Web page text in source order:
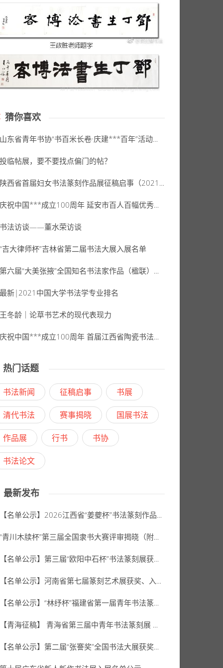
猜你喜欢
山东省青年书协“书百米长卷·庆建***百年”活动入选名单公告
投临帖展，要不要找点偏门的帖？
陕西省首届妇女书法篆刻作品展征稿启事（2021年9月1日至9月10日征稿）
庆祝中国***成立100周年 延安市百人百幅优秀书法篆刻作品展获奖、入展名单公示
书法访谈——董水荣访谈
​“吉大律师杯”吉林省第二届书法大展入展名单
第六届“大美张掖”全国知名书法家作品（楹联）展入选作者名单公示
最新|2021中国大学书法学专业排名
王冬龄｜论草书艺术的现代表现力
庆祝中国***成立100周年 首届江西省陶瓷书法展获奖入展名单公示
热门话题
书法新闻 征稿启事 书展
清代书法 赛事揭晓 国展书法
作品展 行书 书协
书法论文
最新发布
【名单公示】2026江西省“姜夔杯”书法篆刻作品展公示名单
“青川木牍杯”第三届全国隶书大赛评审揭晓（附拟获奖、入展作者名单）
【名单公示】第三届“欧阳中石杯”书法篆刻展获奖、入展名单
【名单公示】河南省第七届篆刻艺术展获奖、入展、入选名单公示
【名单公示】“林纾杯”福建省第一届青年书法篆刻作品展获奖、入展、入围名单
【青海征稿】 青海省第三届中青年书法篆刻展 （2026年8月31日截稿）
【名单公示】第二届“张謇奖”全国书法大展获奖、入展名单